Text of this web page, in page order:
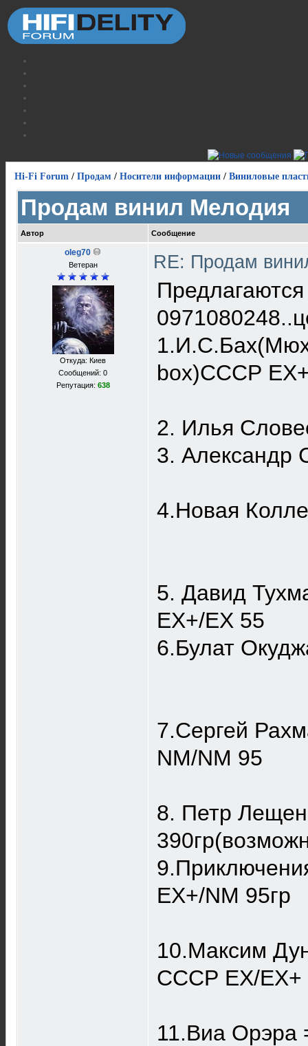
Hi-Fi Forum / Продам / Носители информации / Виниловые
Продам винил Мелодия
Автор Сообщение
oleg70
Ветеран
Откуда: Киев
Сообщений: 0
Репутация: 638
RE: Продам
box)СССР
2. Илья
3. Александр
4.Новая
5. Давид
EX+/EX 55
6.Булат
7.Сергей
NM/NM 95
8. Петр
EX+/NM 95гр
10.Максим
CCCР EX/
11.Виа Орэра